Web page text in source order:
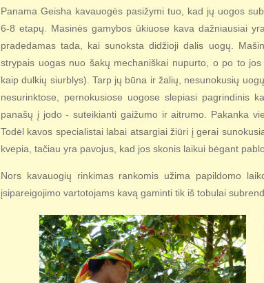
Panama Geisha kavauogės pasižymi tuo, kad jų uogos
6-8 etapų. Masinės gamybos ūkiuose kava dažniausiai
pradedamas tada, kai sunoksta didžioji dalis uogų.
strypais uogas nuo šakų mechaniškai nupurto, o po to
kaip dulkių siurblys). Tarp jų būna ir žalių, nesunokusių
nesurinktose, pernokusiose uogose slepiasi pagrindinis
panašų į jodo - suteikianti gaižumo ir aitrumo. Pakanka
Todėl kavos specialistai labai atsargiai žiūri į gerai
kvepia, tačiau yra pavojus, kad jos skonis laikui bėgant
Nors kavauogių rinkimas rankomis užima papildomo
įsipareigojimo vartotojams kavą gaminti tik iš tobulai